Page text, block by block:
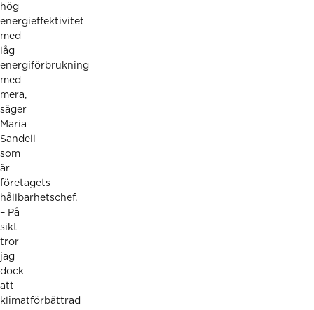
hög
energieffektivitet
med
låg
energiförbrukning
med
mera,
säger
Maria
Sandell
som
är
företagets
hållbarhetschef.
– På
sikt
tror
jag
dock
att
klimatförbättrad